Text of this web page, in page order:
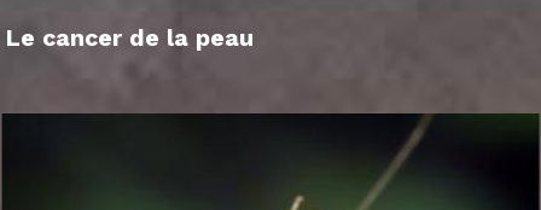
Le cancer de la peau